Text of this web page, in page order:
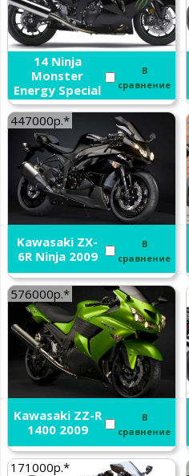
Kawasaki ZX-
14 Ninja
Monster
Energy Special
Edition 2009
В
сравнение
447000р.*
Kawasaki ZX-
6R Ninja 2009
В
сравнение
576000р.*
Kawasaki ZZ-R
1400 2009
В
сравнение
171000р.*